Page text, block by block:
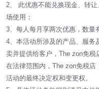
2、 此优惠不能兑换现金、转
场使用；
3、每人每月享两次优惠，数量
4、本活动所涉及的产品、服务
卖并提供给客户，The zon免税
在法律范围内，The zon免税店
活动的最终决定权和变更权。